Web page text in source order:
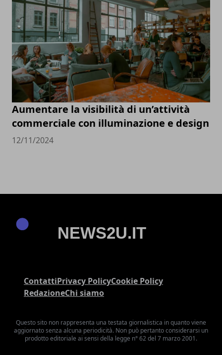
Aumentare la visibilità di un’attività
commerciale con illuminazione e design
12/11/2024
ContattiPrivacy PolicyCookie Policy
RedazioneChi siamo
Questo sito non rappresenta una testata giornalistica in quanto viene
aggiornato senza alcuna periodicità. Non può pertanto considerarsi un
prodotto editoriale ai sensi della legge n° 62 del 7 marzo 2001.